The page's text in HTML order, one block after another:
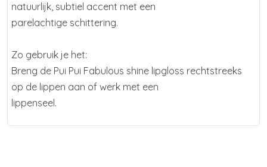
natuurlijk, subtiel accent met een
parelachtige schittering.
Zo gebruik je het:
Breng de Pui Pui Fabulous shine lipgloss rechtstreeks
op de lippen aan of werk met een
lippenseel.